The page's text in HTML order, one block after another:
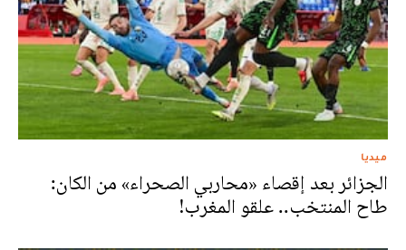
ميديا
الجزائر بعد إقصاء «محاربي الصحراء» من الكان:
طاح المنتخب.. علقو المغرب!